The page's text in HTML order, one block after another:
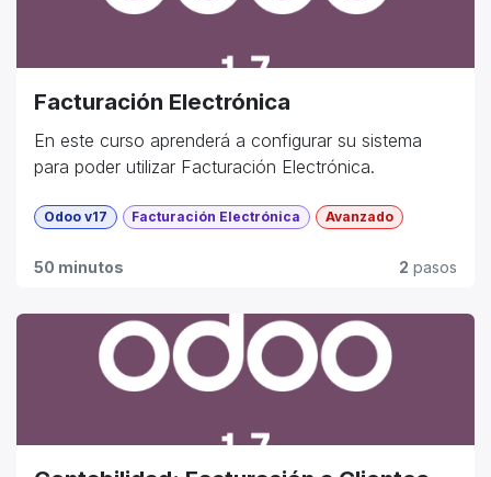
Facturación Electrónica
En este curso aprenderá a configurar su sistema
para poder utilizar Facturación Electrónica.
Odoo v17 Facturación Electrónica Avanzado
50 minutos 2 pasos